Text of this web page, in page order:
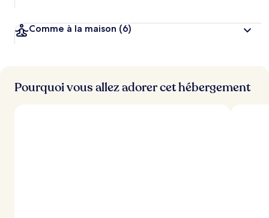
Comme à la maison (6)
Pourquoi vous allez adorer cet hébergement